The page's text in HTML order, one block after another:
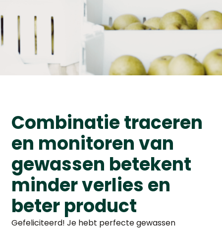
Combinatie traceren
en monitoren van
gewassen betekent
minder verlies en
beter product
Gefeliciteerd! Je hebt perfecte gewassen